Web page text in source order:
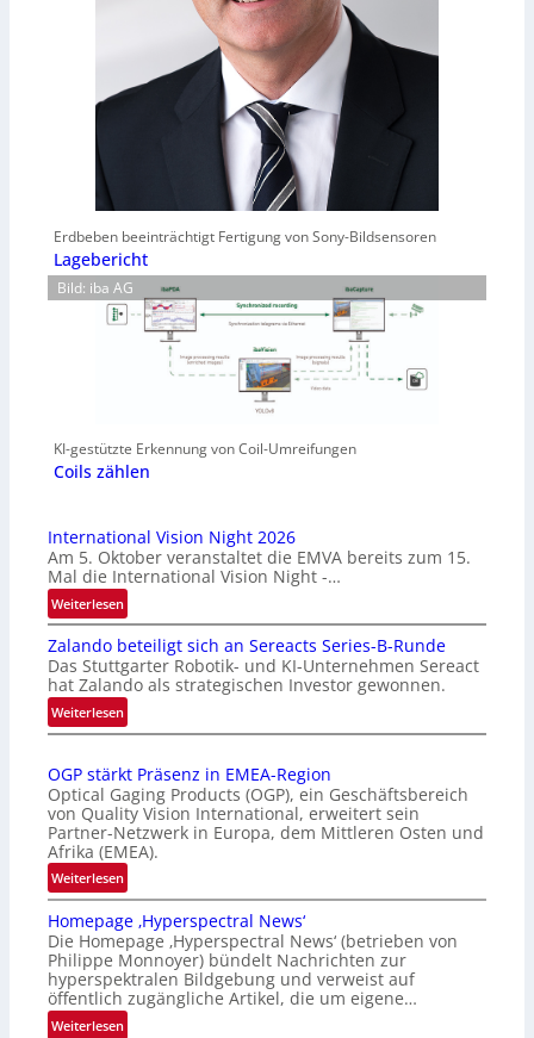
Erdbeben beeinträchtigt Fertigung von Sony-Bildsensoren
Lagebericht
Bild: iba AG
KI-gestützte Erkennung von Coil-Umreifungen
Coils zählen
International Vision Night 2026
Am 5. Oktober veranstaltet die EMVA bereits zum 15.
Mal die International Vision Night -…
Weiterlesen:
I
n
t
e
r
n
t
i
o
n
l
V
i
s
i
o
n
Zalando beteiligt sich an Sereacts Series-B-Runde
Das Stuttgarter Robotik- und KI-Unternehmen Sereact
hat Zalando als strategischen Investor gewonnen.
Weiterlesen:
Z
l
a
n
d
o
b
e
t
e
i
i
OGP stärkt Präsenz in EMEA-Region
Optical Gaging Products (OGP), ein Geschäftsbereich
von Quality Vision International, erweitert sein
Partner-Netzwerk in Europa, dem Mittleren Osten und
Afrika (EMEA).
Weiterlesen:
O
G
P
s
t
ä
Homepage ‚Hyperspectral News‘
Die Homepage ‚Hyperspectral News‘ (betrieben von
Philippe Monnoyer) bündelt Nachrichten zur
hyperspektralen Bildgebung und verweist auf
öffentlich zugängliche Artikel, die um eigene…
Weiterlesen: